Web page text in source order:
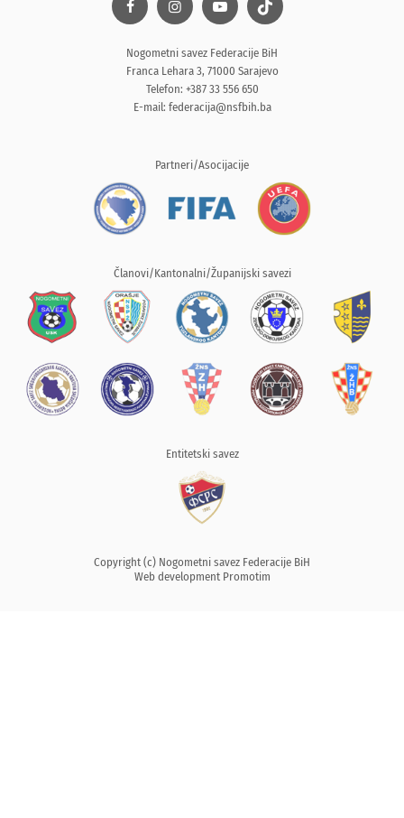
Nogometni savez Federacije BiH
Franca Lehara 3, 71000 Sarajevo
Telefon: +387 33 556 650
E-mail: federacija@nsfbih.ba
Partneri/Asocijacije
Članovi/Kantonalni/Županijski savezi
Entitetski savez
Copyright (c) Nogometni savez Federacije BiH
Web development Promotim